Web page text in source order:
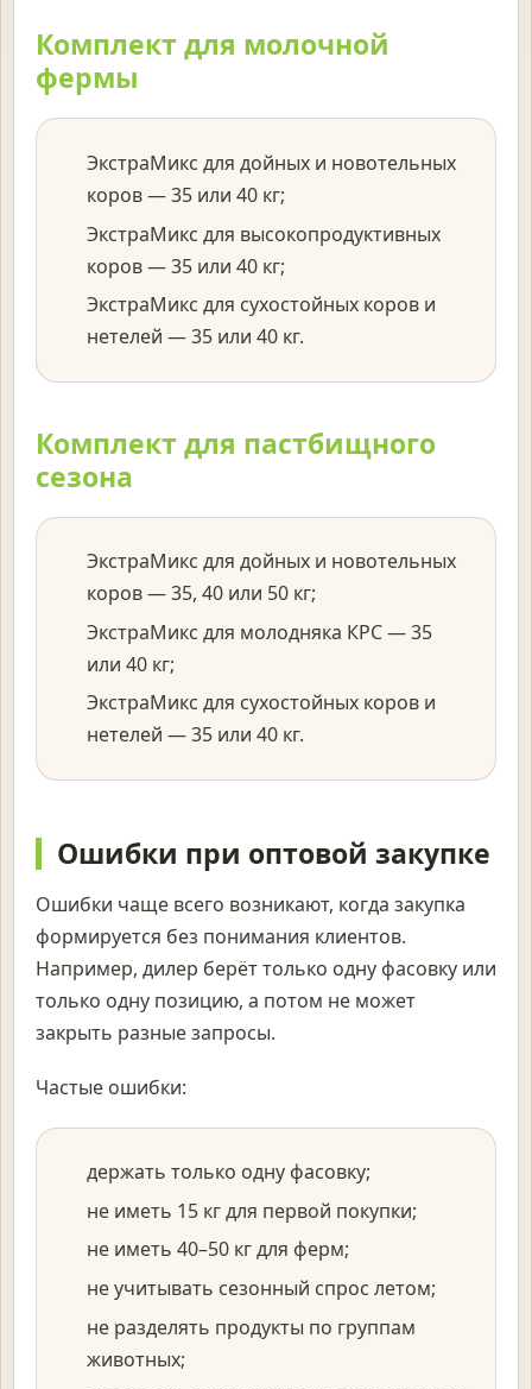
Комплект для молочной
фермы
ЭкстраМикс для дойных и новотельных
коров — 35 или 40 кг;
ЭкстраМикс для высокопродуктивных
коров — 35 или 40 кг;
ЭкстраМикс для сухостойных коров и
нетелей — 35 или 40 кг.
Комплект для пастбищного
сезона
ЭкстраМикс для дойных и новотельных
коров — 35, 40 или 50 кг;
ЭкстраМикс для молодняка КРС — 35
или 40 кг;
ЭкстраМикс для сухостойных коров и
нетелей — 35 или 40 кг.
Ошибки при оптовой закупке
Ошибки чаще всего возникают, когда закупка
формируется без понимания клиентов.
Например, дилер берёт только одну фасовку или
только одну позицию, а потом не может
закрыть разные запросы.
Частые ошибки:
держать только одну фасовку;
не иметь 15 кг для первой покупки;
не иметь 40–50 кг для ферм;
не учитывать сезонный спрос летом;
не разделять продукты по группам
животных;